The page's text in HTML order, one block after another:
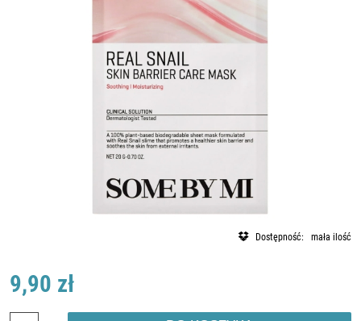
Dostępność: mała ilość
9,90 zł